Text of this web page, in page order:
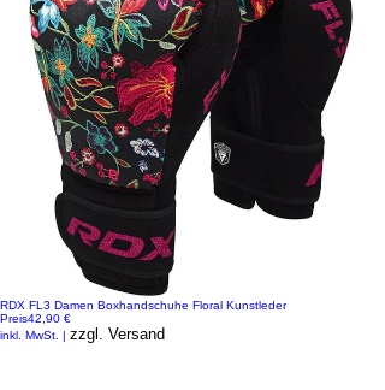
RDX FL3 Damen Boxhandschuhe Floral Kunstleder
Preis42,90 €
inkl. MwSt. | zzgl. Versand